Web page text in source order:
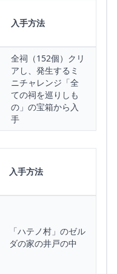
入手方法
全祠（152個）クリ
アし、発生するミ
ニチャレンジ「全
ての祠を巡りしも
の」の宝箱から入
手
入手方法
「ハテノ村」のゼル
ダの家の井戸の中